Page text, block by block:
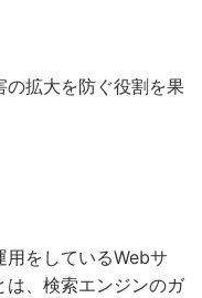
の拡大を防ぐ役割を果
用をしているWebサ
は、検索エンジンのガ